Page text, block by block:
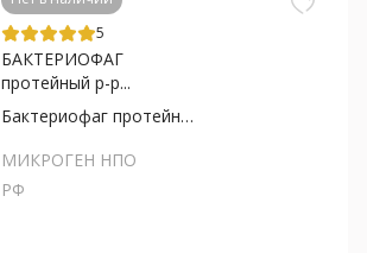
5
БАКТЕРИОФАГ
протейный р-р...
Бактериофаг протейный
МИКРОГЕН НПО
РФ